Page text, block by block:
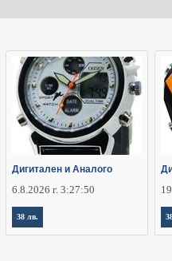
Дигитален и Аналого
6.8.2026 г. 3:27:50
38 лв.